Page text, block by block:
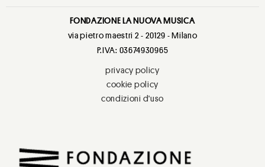
FONDAZIONE LA NUOVA MUSICA
via pietro maestri 2 - 20129 - Milano
P.IVA: 03674930965
privacy policy
cookie policy
condizioni d'uso